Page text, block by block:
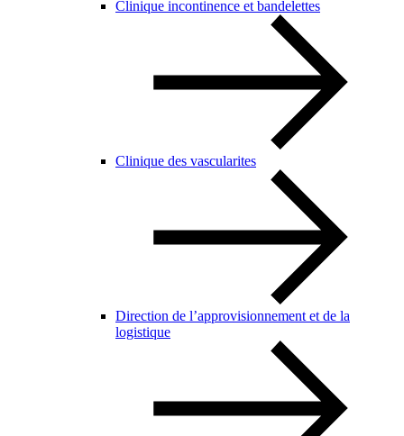
Clinique incontinence et bandelettes
Clinique des vascularites
Direction de l’approvisionnement et de la
logistique